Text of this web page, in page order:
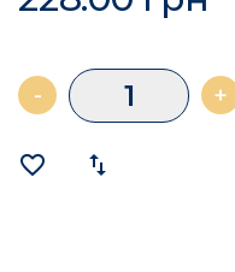
- +
favorite_border import_export